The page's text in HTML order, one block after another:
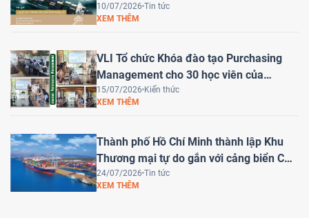
10/07/2026 Tin tức
XEM THÊM
VLI Tổ chức Khóa đào tạo Purchasing
Management cho 30 học viên của
HEINEKEN Việt Nam
15/07/2026 Kiến thức
XEM THÊM
Thành phố Hồ Chí Minh thành lập Khu
Thương mại tự do gắn với cảng biển Cái
Mép Hạ – Bước tiến chiến lược đưa Việt
Nam trở thành trung tâm logistics khu
24/07/2026 Tin tức
XEM THÊM